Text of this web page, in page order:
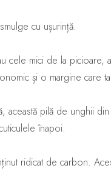
cu ușurință.
cele mici de la picioare,
și o margine care
pilă de unghii
înapoi.
ridicat de carbon.